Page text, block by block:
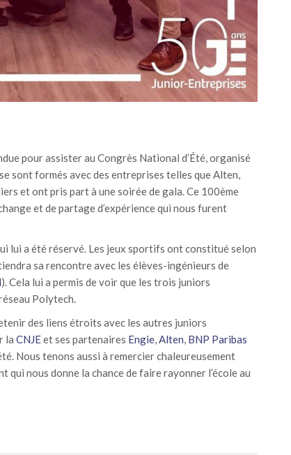
pour assister au Congrès National d’Été, organisé
sont formés avec des entreprises telles que Alten,
et ont pris part à une soirée de gala. Ce 100ème
et de partage d’expérience qui nous furent
lui a été réservé. Les jeux sportifs ont constitué selon
sa rencontre avec les élèves-ingénieurs de
). Cela lui a permis de voir que les trois juniors
Polytech.
des liens étroits avec les autres juniors
la CNJEet ses partenaires Engie,Alten, BNP Paribas
Nous tenons aussi à remercier chaleureusement
nous donne la chance de faire rayonner l’école au